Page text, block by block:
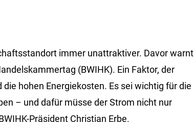
immer unattraktiver. Davor warnt
(BWIHK). Ein Faktor, der
hohen Energiekosten. Es sei wichtig für die
– und dafür müsse der Strom nicht nur
Präsident Christian Erbe.